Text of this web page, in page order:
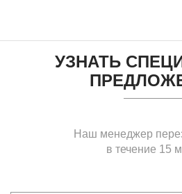
УЗНАТЬ
Наш менеджер
в течение 15